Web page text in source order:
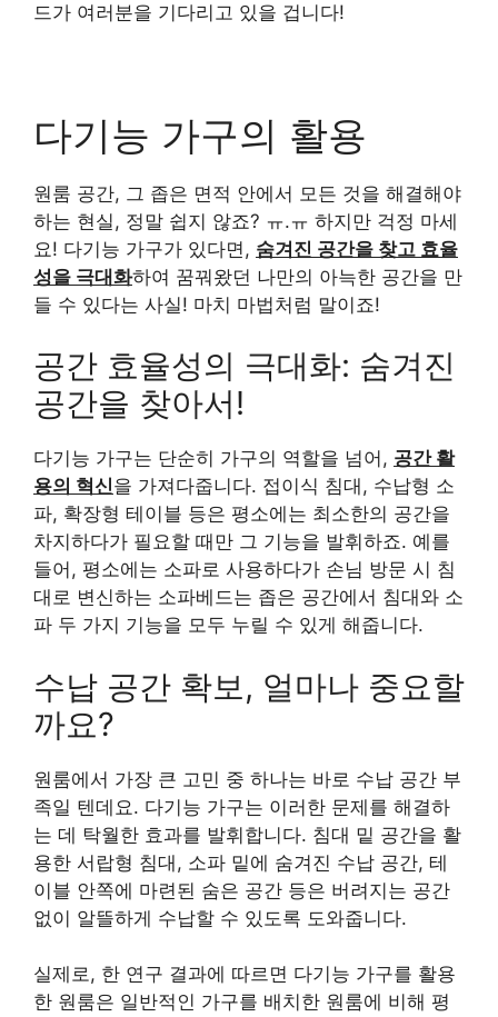
드가 여러분을 기다리고 있을 겁니다!
다기능 가구의 활용
원룸 공간, 그 좁은 면적 안에서 모든 것을 해결해야
하는 현실, 정말 쉽지 않죠? ㅠ.ㅠ 하지만 걱정 마세
요! 다기능 가구가 있다면, 숨겨진 공간을 찾고 효율
성을 극대화하여 꿈꿔왔던 나만의 아늑한 공간을 만
들 수 있다는 사실! 마치 마법처럼 말이죠!
공간 효율성의 극대화: 숨겨진
공간을 찾아서!
다기능 가구는 단순히 가구의 역할을 넘어, 공간 활
용의 혁신을 가져다줍니다. 접이식 침대, 수납형 소
파, 확장형 테이블 등은 평소에는 최소한의 공간을
차지하다가 필요할 때만 그 기능을 발휘하죠. 예를
들어, 평소에는 소파로 사용하다가 손님 방문 시 침
대로 변신하는 소파베드는 좁은 공간에서 침대와 소
파 두 가지 기능을 모두 누릴 수 있게 해줍니다.
수납 공간 확보, 얼마나 중요할
까요?
원룸에서 가장 큰 고민 중 하나는 바로 수납 공간 부
족일 텐데요. 다기능 가구는 이러한 문제를 해결하
는 데 탁월한 효과를 발휘합니다. 침대 밑 공간을 활
용한 서랍형 침대, 소파 밑에 숨겨진 수납 공간, 테
이블 안쪽에 마련된 숨은 공간 등은 버려지는 공간
없이 알뜰하게 수납할 수 있도록 도와줍니다.
실제로, 한 연구 결과에 따르면 다기능 가구를 활용
한 원룸은 일반적인 가구를 배치한 원룸에 비해 평